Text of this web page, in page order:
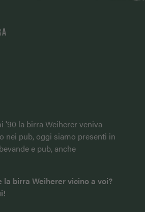
'90 la birra Weiherer veniva
nei pub, oggi siamo presenti in
e pub, anche
birra Weiherer vicino a voi?